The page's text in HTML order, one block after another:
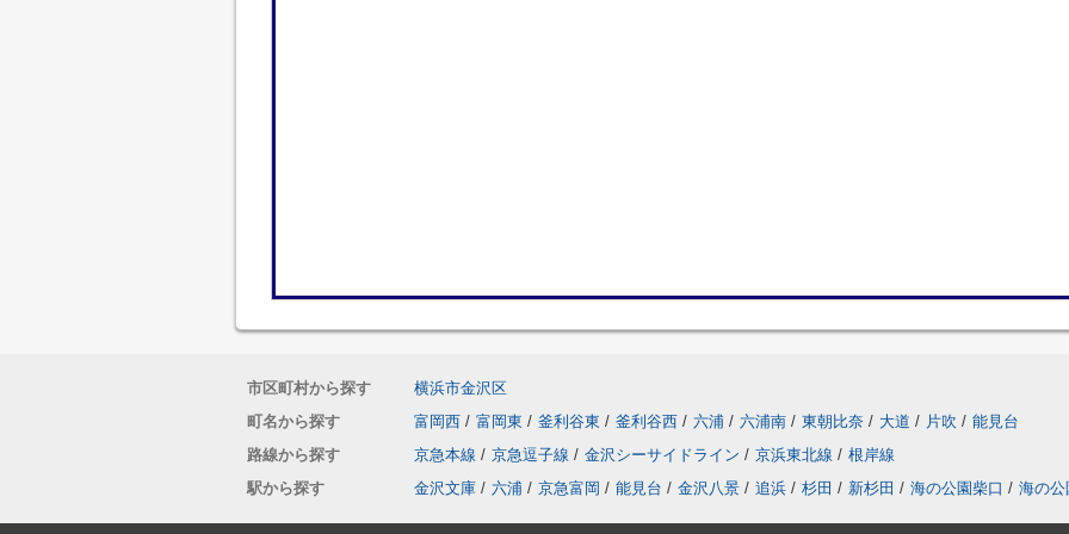
市区町村から探す
横浜市金沢区
町名から探す
富岡西 / 富岡東 / 釜利谷東 / 釜利谷西 / 六浦 / 六浦南 / 東朝比奈 / 大道 / 片吹 / 能見台
路線から探す
京急本線 / 京急逗子線 / 金沢シーサイドライン / 京浜東北線 / 根岸線
駅から探す
金沢文庫 / 六浦 / 京急富岡 / 能見台 / 金沢八景 / 追浜 / 杉田 / 新杉田 / 海の公園柴口 / 海の公